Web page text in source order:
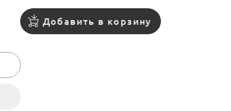
Добавить в корзину